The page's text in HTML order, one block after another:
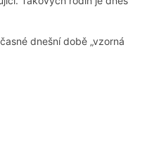
dnešní době „vzorná